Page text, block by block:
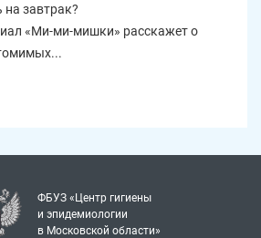
на завтрак?
«Ми-ми-мишки» расскажет о
ФБУЗ «Центр гигиены
и эпидемиологии
в Московской области»